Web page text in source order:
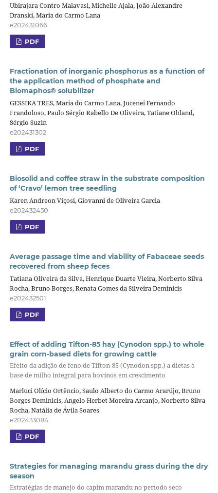
Ubirajara Contro Malavasi, Michelle Ajala, João Alexandre
Dranski, Maria do Carmo Lana
e202431066
PDF
Fractionation of inorganic phosphorus as a function of
the application method of phosphate and
Biomaphos® solubilizer
GESSIKA TRES, Maria do Carmo Lana, Jucenei Fernando
Frandoloso, Paulo Sérgio Rabello De Oliveira, Tatiane Ohland,
Sérgio Suzin
e202431302
PDF
Biosolid and coffee straw in the substrate composition
of ‘Cravo’ lemon tree seedling
Karen Andreon Viçosi, Giovanni de Oliveira Garcia
e202432450
PDF
Average passage time and viability of Fabaceae seeds
recovered from sheep feces
Tatiana Oliveira da Silva, Henrique Duarte Vieira, Norberto Silva
Rocha, Bruno Borges, Renata Gomes da Silveira Deminicis
e202432501
PDF
Effect of adding Tifton-85 hay (Cynodon spp.) to whole
grain corn-based diets for growing cattle
Efeito da adição de feno de Tifton-85 (Cynodon spp.) a dietas à
base de milho integral para bovinos em crescimento
Marluci Olício Ortêncio, Saulo Alberto do Carmo Ararújo, Bruno
Borges Deminicis, Angelo Herbet Moreira Arcanjo, Norberto Silva
Rocha, Natália de Ávila Soares
e202433084
PDF
Strategies for managing marandu grass during the dry
season
Estratégias de manejo do capim marandu no período seco